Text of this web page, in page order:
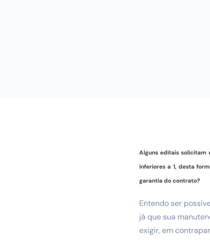
Alguns editais solicitam
inferiores a 1, desta
garantia do contrato?
Entendo ser
já que sua
exigir, em